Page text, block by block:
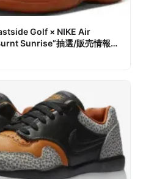
Golf × NIKE Air
Sunrise”抽選/販売情報ま